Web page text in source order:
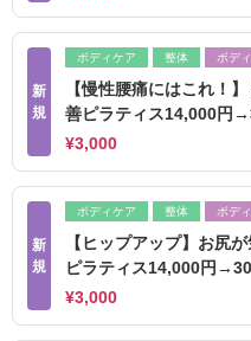
新
規
ボディケア 整体 ボディ
【慢性腰痛にはこれ！
善ピラティス14,000円
¥3,000
新
規
ボディケア 整体 ボディ
【ヒップアップ】お尻
ピラティス14,000円
¥3,000